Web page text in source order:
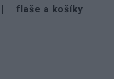
flaše a košíky